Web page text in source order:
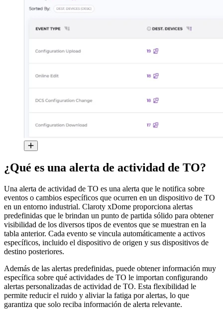
¿Qué es una alerta de actividad de TO?
Una alerta de actividad de TO es una alerta que le notifica sobre
eventos o cambios específicos que ocurren en un dispositivo de TO
en un entorno industrial. Claroty xDome proporciona alertas
predefinidas que le brindan un punto de partida sólido para obtener
visibilidad de los diversos tipos de eventos que se muestran en la
tabla anterior. Cada evento se vincula automáticamente a activos
específicos, incluido el dispositivo de origen y sus dispositivos de
destino posteriores.
Además de las alertas predefinidas, puede obtener información muy
específica sobre qué actividades de TO le importan configurando
alertas personalizadas de actividad de TO. Esta flexibilidad le
permite reducir el ruido y aliviar la fatiga por alertas, lo que
garantiza que solo reciba información de alerta relevante.